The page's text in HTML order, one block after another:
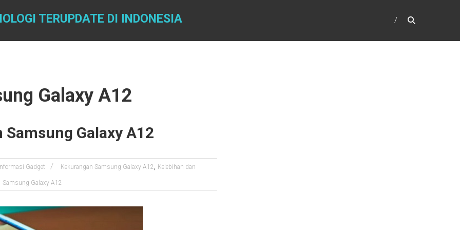
TERUPDATE DI INDONESIA
Galaxy A12
Galaxy A12
Informasi Gadget Kekurangan Samsung Galaxy A12 , Kelebihan dan
Samsung Galaxy A12